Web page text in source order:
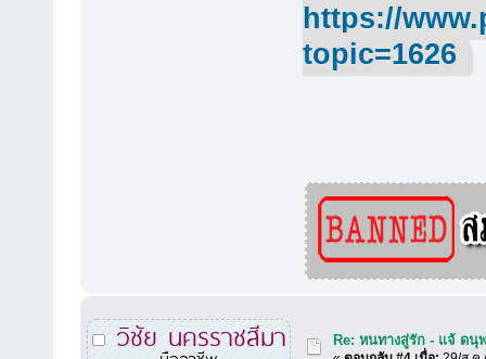
https://
topic=1626
วิชัย นครราชสีมา Re: หนทางสู่รัก - แจ้ ดนุ